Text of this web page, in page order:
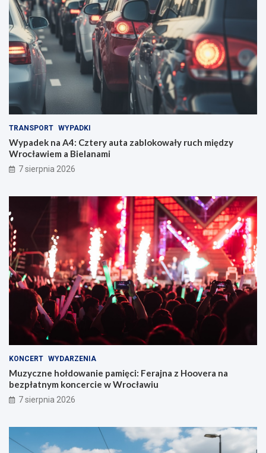
TRANSPORT WYPADKI
Wypadek na A4: Cztery auta zablokowały ruch między
Wrocławiem a Bielanami
7 sierpnia 2026
KONCERT WYDARZENIA
Muzyczne hołdowanie pamięci: Ferajna z Hoovera na
bezpłatnym koncercie w Wrocławiu
7 sierpnia 2026